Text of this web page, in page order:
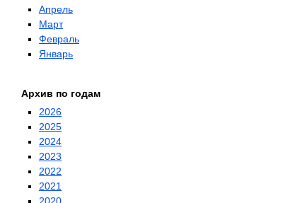
Апрель
Март
Февраль
Январь
Архив по годам
2026
2025
2024
2023
2022
2021